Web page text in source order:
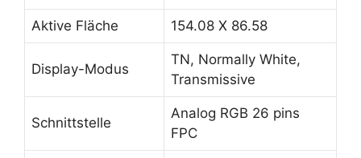
Aktive Fläche 154.08 X 86.58
Display-Modus
TN, Normally White,
Transmissive
Schnittstelle
Analog RGB 26 pins
FPC